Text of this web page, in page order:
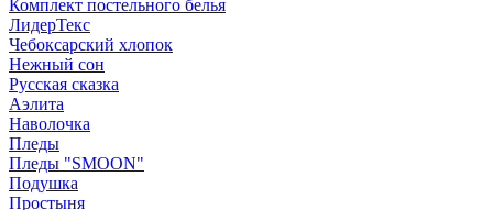
Комплект постельного белья
ЛидерТекс
Чебоксарский хлопок
Нежный сон
Русская сказка
Аэлита
Наволочка
Пледы
Пледы "SMOON"
Подушка
Простыня